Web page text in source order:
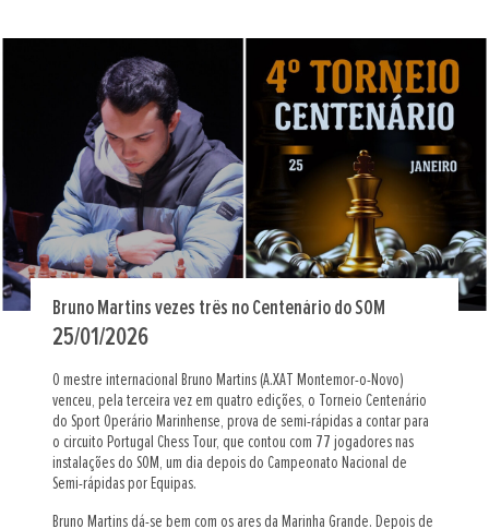
Bruno Martins vezes três no Centenário do SOM
25/01/2026
O mestre internacional Bruno Martins (A.XAT Montemor-o-Novo)
venceu, pela terceira vez em quatro edições, o Torneio Centenário
do Sport Operário Marinhense, prova de semi-rápidas a contar para
o circuito Portugal Chess Tour, que contou com 77 jogadores nas
instalações do SOM, um dia depois do Campeonato Nacional de
Semi-rápidas por Equipas.
Bruno Martins dá-se bem com os ares da Marinha Grande. Depois de